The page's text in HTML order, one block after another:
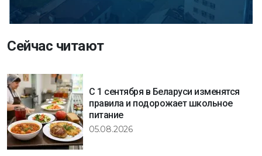
Сейчас читают
С 1 сентября в Беларуси изменятся
правила и подорожает школьное
питание
05.08.2026